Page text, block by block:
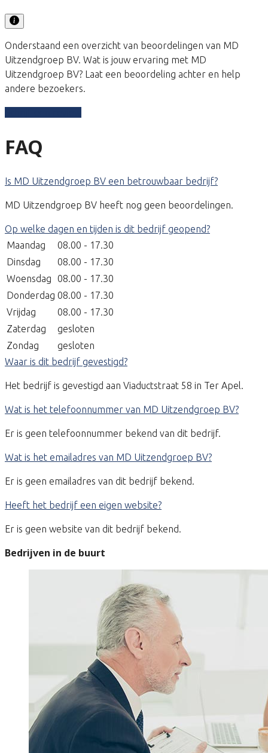
Onderstaand een overzicht van beoordelingen van MD
Uitzendgroep BV. Wat is jouw ervaring met MD
Uitzendgroep BV? Laat een beoordeling achter en help
andere bezoekers.
FAQ
Is MD Uitzendgroep BV een betrouwbaar bedrijf?
MD Uitzendgroep BV heeft nog geen beoordelingen.
Op welke dagen en tijden is dit bedrijf geopend?
Maandag
08.00 - 17.30
Dinsdag
08.00 - 17.30
Woensdag
08.00 - 17.30
Donderdag 08.00 - 17.30
Vrijdag
08.00 - 17.30
Zaterdag
gesloten
Zondag
gesloten
Waar is dit bedrijf gevestigd?
Het bedrijf is gevestigd aan Viaductstraat 58 in Ter Apel.
Wat is het telefoonnummer van MD Uitzendgroep BV?
Er is geen telefoonnummer bekend van dit bedrijf.
Wat is het emailadres van MD Uitzendgroep BV?
Er is geen emailadres van dit bedrijf bekend.
Heeft het bedrijf een eigen website?
Er is geen website van dit bedrijf bekend.
Bedrijven in de buurt